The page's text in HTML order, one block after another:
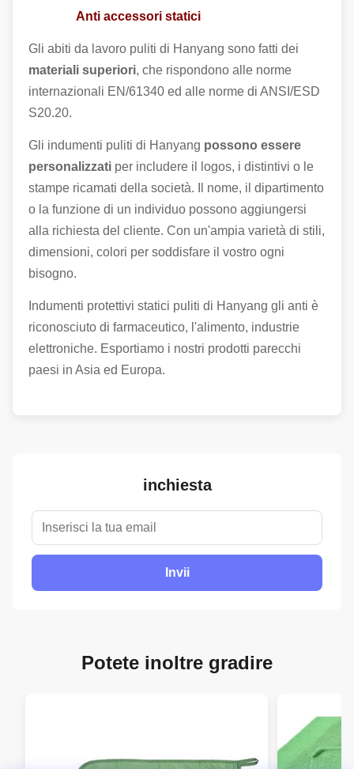
Anti accessori statici
Gli abiti da lavoro puliti di Hanyang sono fatti dei
materiali superiori, che rispondono alle norme
internazionali EN/61340 ed alle norme di ANSI/ESD
S20.20.
Gli indumenti puliti di Hanyang possono essere
personalizzati per includere il logos, i distintivi o le
stampe ricamati della società. Il nome, il dipartimento
o la funzione di un individuo possono aggiungersi
alla richiesta del cliente. Con un'ampia varietà di stili,
dimensioni, colori per soddisfare il vostro ogni
bisogno.
Indumenti protettivi statici puliti di Hanyang gli anti è
riconosciuto di farmaceutico, l'alimento, industrie
elettroniche. Esportiamo i nostri prodotti parecchi
paesi in Asia ed Europa.
inchiesta
Invii
Potete inoltre gradire